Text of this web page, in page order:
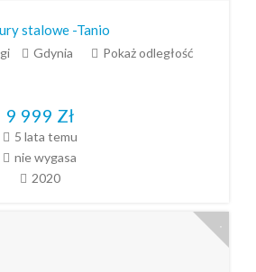
stalowe -Tanio
Gdynia Pokaż odległość
9 999 Zł
5 lata temu
nie wygasa
2020